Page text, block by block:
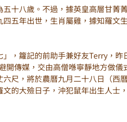
十八歲。不過，據英皇高層甘菁
五年出世，生肖屬雞，據知羅文
，籮記的前助手兼好友Terry，昨
開傳媒，交由高僧喺寧靜地方做
尺，將於農曆九月二十八日（西
的大殮日子，沖犯鼠年出生人士